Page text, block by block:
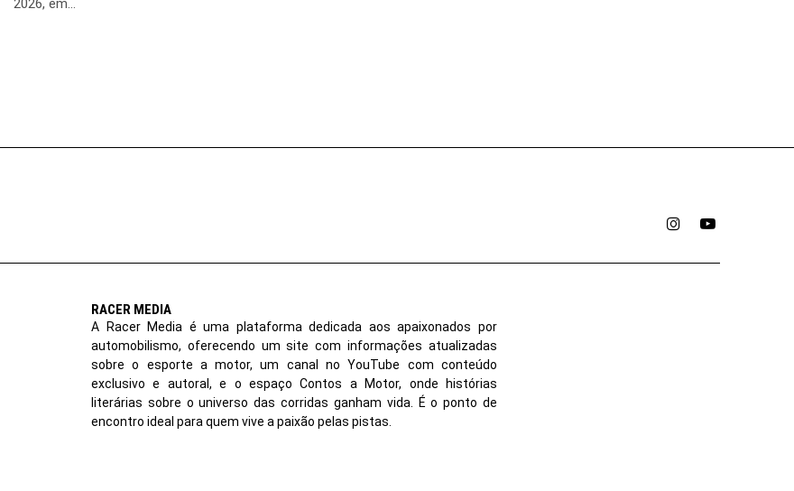
2026, em…
InstagramYouTube
RACER MEDIA
A Racer Media é uma plataforma dedicada aos apaixonados por
automobilismo, oferecendo um site com informações atualizadas
sobre o esporte a motor, um canal no YouTube com conteúdo
exclusivo e autoral, e o espaço Contos a Motor, onde histórias
literárias sobre o universo das corridas ganham vida. É o ponto de
encontro ideal para quem vive a paixão pelas pistas.